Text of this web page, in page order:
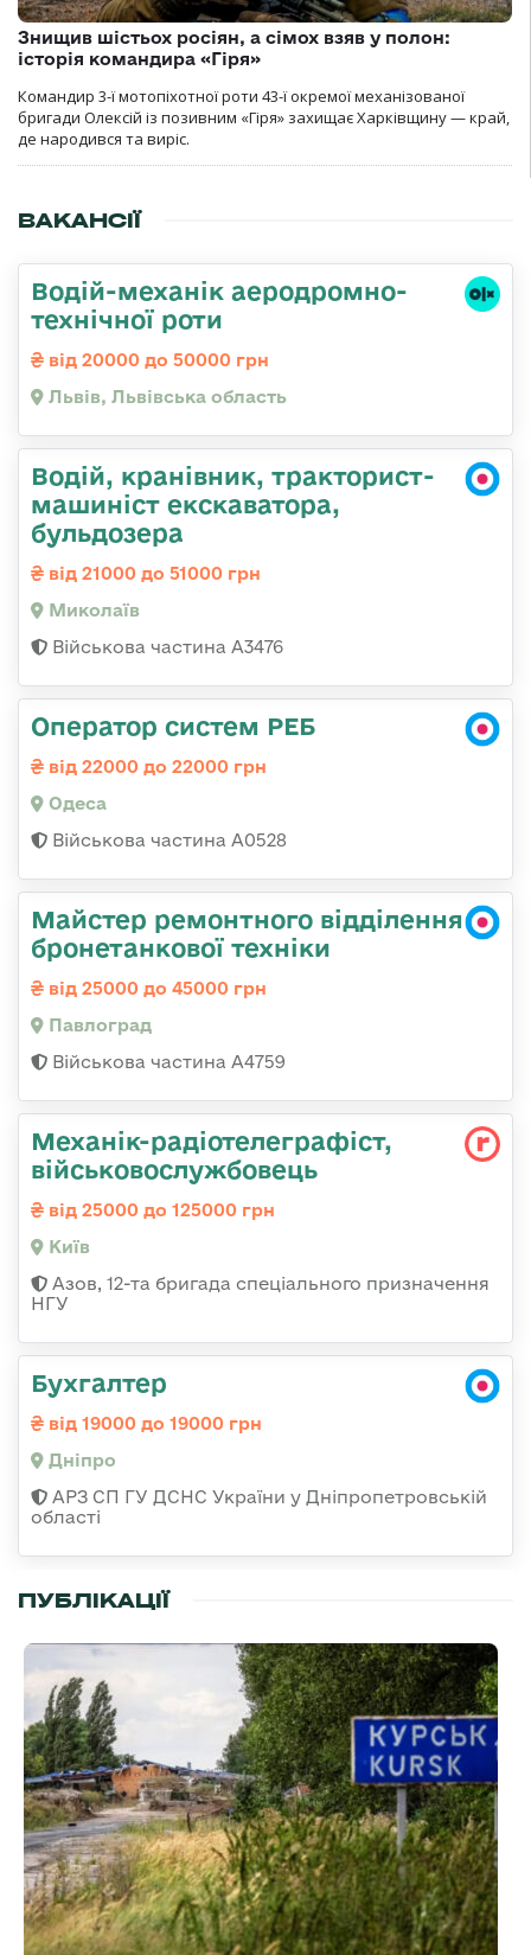
Знищив шістьох росіян, а сімох взяв у полон:
історія командира «Гіря»
Командир 3-ї мотопіхотної роти 43-ї окремої механізованої
бригади Олексій із позивним «Гіря» захищає Харківщину — край,
де народився та виріс.
ВАКАНСІЇ
Водій-механік аеродромно-
технічної роти
від 20000 до 50000 грн
Львів, Львівська область
Водій, кранівник, тракторист-
машиніст екскаватора,
бульдозера
від 21000 до 51000 грн
Миколаїв
Військова частина А3476
Оператор систем РЕБ
від 22000 до 22000 грн
Одеса
Військова частина А0528
Майстер ремонтного відділення
бронетанкової техніки
від 25000 до 45000 грн
Павлоград
Військова частина А4759
Механік-радіотелеграфіст,
військовослужбовець
від 25000 до 125000 грн
Київ
Азов, 12-та бригада спеціального призначення
НГУ
Бухгалтер
від 19000 до 19000 грн
Дніпро
АРЗ СП ГУ ДСНС України у Дніпропетровській
області
ПУБЛІКАЦІЇ